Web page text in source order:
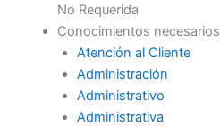
No Requerida
Conocimientos necesarios
Atención al Cliente
Administración
Administrativo
Administrativa